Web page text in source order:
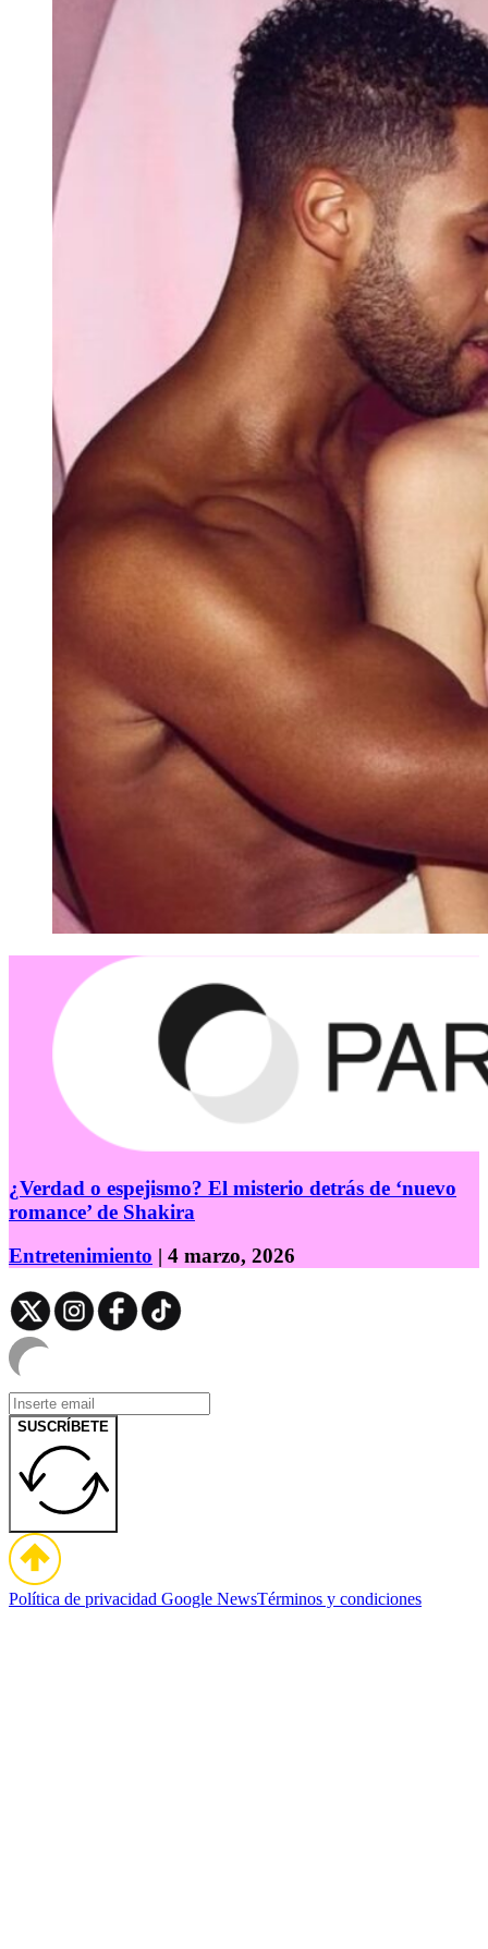
¿Verdad o espejismo? El misterio detrás de ‘nuevo
romance’ de Shakira
Entretenimiento | 4 marzo, 2026
SUSCRÍBETE
Política de privacidad Google NewsTérminos y condiciones